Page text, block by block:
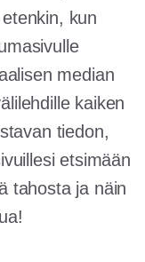
kun
median
kaiken
tiedon,
etsimään
tahosta ja näin